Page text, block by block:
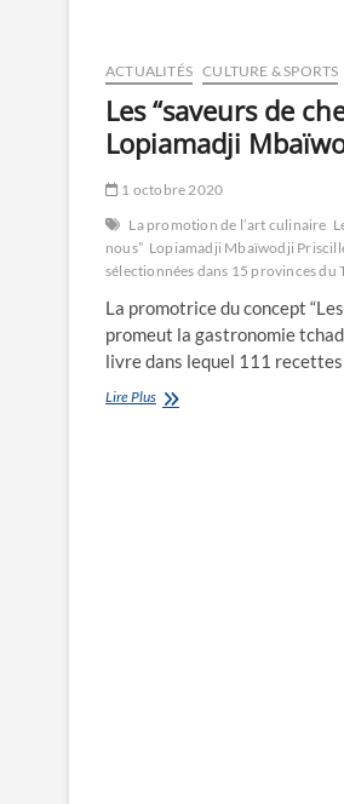
ACTUALITÉS CULTURE & SPORTS
Les “saveurs de
Lopiamadji
1 octobre 2020
La promotion de l’art culinaire
nous” Lopiamadji Mbaïwodji
sélectionnées dans 15 provinces du
La promotrice du concept
promeut la gastronomie
livre dans lequel 111
Lire PlusLes